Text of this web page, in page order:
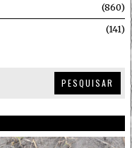
860
141
PESQUISAR